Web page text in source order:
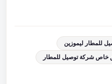
للمطار ليموزين
شركة توصيل للمطار